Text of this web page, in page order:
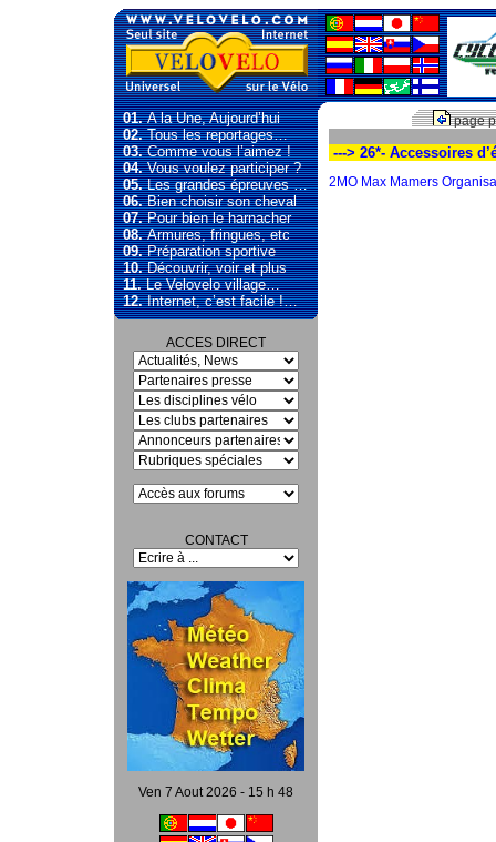
01.A la Une, Aujourd’hui
02.Tous les reportages…
03.Comme vous l’aimez !
04.Vous voulez participer ?
05.Les grandes épreuves …
06.Bien choisir son cheval
07.Pour bien le harnacher
08.Armures, fringues, etc
09.Préparation sportive
10.Découvrir, voir et plus
11.Le Velovelo village…
12.Internet, c’est facile !…
ACCES DIRECT
CONTACT
Ven 7 Aout 2026 - 15 h 48
page
---> 26*- Accessoires
2MO Max Mamers